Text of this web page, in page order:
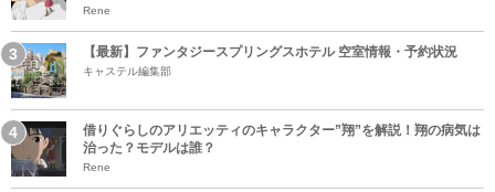
Rene
【最新】ファンタジースプリングスホテル 空室情報・予約状況
キャステル編集部
借りぐらしのアリエッティのキャラクター”翔”を解説！翔の病気は
治った？モデルは誰？
Rene